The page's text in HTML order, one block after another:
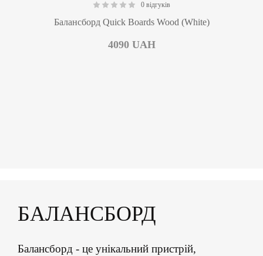
0 відгуків
Балансборд Quick Boards Wood (White)
4090 UAH
БАЛАНСБОРД
Балансборд - це унікальний пристрій,